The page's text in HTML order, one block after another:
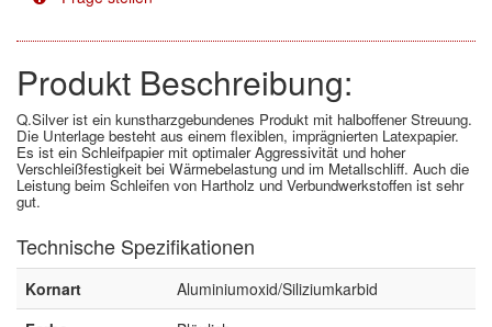
no-name
(3)
Proma
(21)
Sia
(3)
Spectral
(5)
StarChem
Produkt Beschreibung:
Q.Silver ist ein kunstharzgebundenes Produkt mit halboffener Streuung.
Die Unterlage besteht aus einem flexiblen, imprägnierten Latexpapier.
Es ist ein Schleifpapier mit optimaler Aggressivität und hoher
Verschleißfestigkeit bei Wärmebelastung und im Metallschliff. Auch die
Leistung beim Schleifen von Hartholz und Verbundwerkstoffen ist sehr
gut.
Technische Spezifikationen
Kornart
Aluminiumoxid/Siliziumkarbid